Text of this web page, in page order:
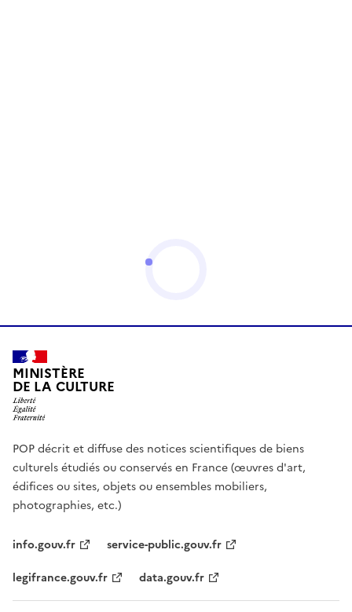
MINISTÈRE
DE LA CULTURE
POP décrit et diffuse des notices scientifiques de biens
culturels étudiés ou conservés en France (œuvres d'art,
édifices ou sites, objets ou ensembles mobiliers,
photographies, etc.)
info.gouv.fr
service-public.gouv.fr
legifrance.gouv.fr
data.gouv.fr